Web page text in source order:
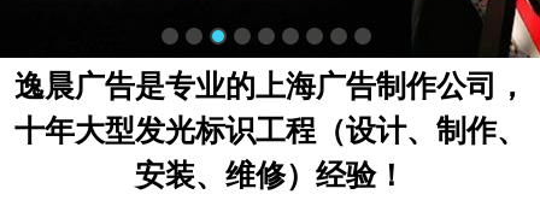
逸晨广告是专业的上海广告制作公司，
十年大型发光标识工程（设计、制作、
安装、维修）经验！